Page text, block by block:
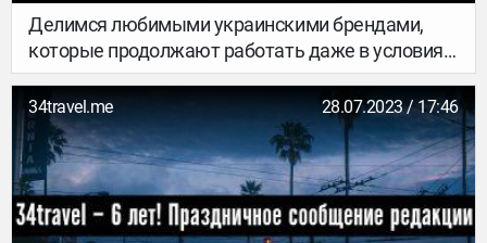
Делимся любимыми украинскими брендами,
которые продолжают работать даже в условиях
войны. У многих из них работает доставка
почтой по всему миру (кроме России и Беларуси),
так что оформление заказа у этих ребят – это
еще один простой способ поддержать Украину и
украинцев.
34travel.me 28.07.2023 / 17:46